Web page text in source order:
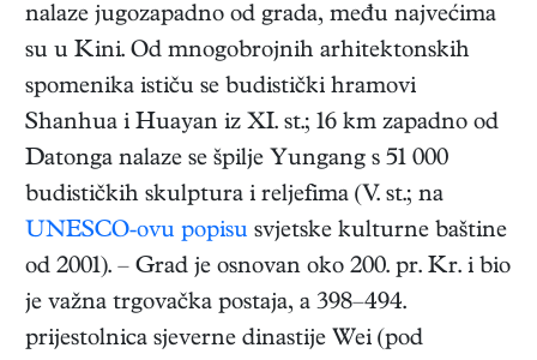
nalaze jugozapadno od grada, među najvećima
su u Kini. Od mnogobrojnih arhitektonskih
spomenika ističu se budistički hramovi
Shanhua i Huayan iz XI. st.; 16 km zapadno od
Datonga nalaze se špilje Yungang s 51 000
budističkih skulptura i reljefima (V. st.; na
UNESCO-ovu popisu svjetske kulturne baštine
od 2001). – Grad je osnovan oko 200. pr. Kr. i bio
je važna trgovačka postaja, a 398–494.
prijestolnica sjeverne dinastije Wei (pod